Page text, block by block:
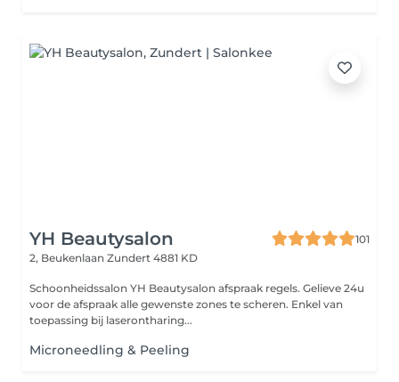
YH Beautysalon
101
2, Beukenlaan Zundert 4881 KD
Schoonheidssalon YH Beautysalon afspraak regels. Gelieve 24u
voor de afspraak alle gewenste zones te scheren. Enkel van
toepassing bij laserontharing...
Microneedling & Peeling